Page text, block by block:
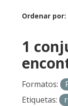
Ordenar por
1
Formatos:
Etiquetas: